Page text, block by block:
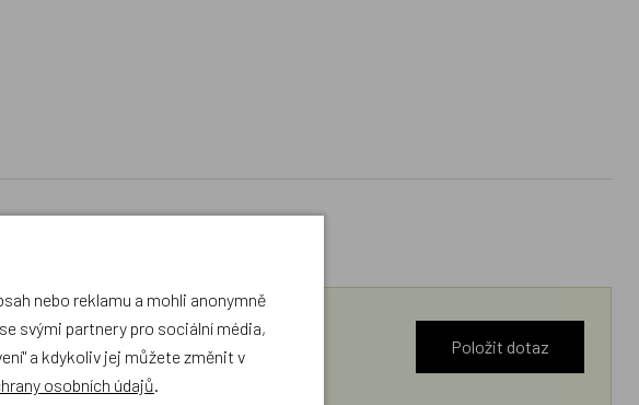
Položit dotaz
nebo reklamu a mohli anonymně
svými partnery pro sociální média,
a kdykoliv jej můžete změnit v
osobních údajů